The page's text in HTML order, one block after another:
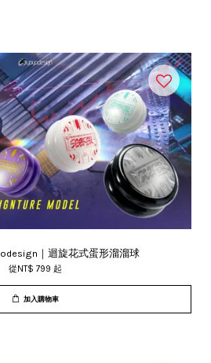
｜迴旋花式蛋形溜溜球
從NT$ 799 起
加入購物車